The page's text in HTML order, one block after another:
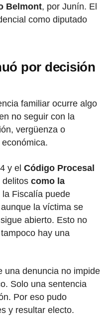
Belmont, por Junín. El
como diputado
por decisión
familiar ocurre algo
no seguir con la
vergüenza o
y el Código Procesal
delitos como la
la Fiscalía puede
la víctima se
abierto. Esto no
hay una
una denuncia no impide
Solo una sentencia
Por eso pudo
y resultar electo.